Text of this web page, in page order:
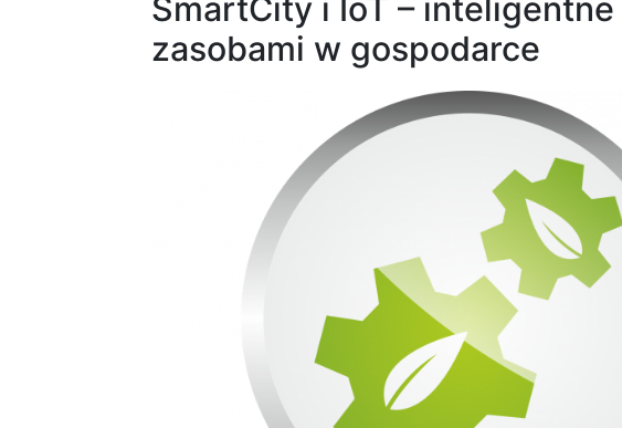
SmartCity i IoT –
zasobami w gospodarce